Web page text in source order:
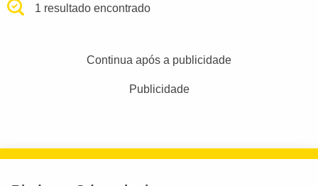
1 resultado encontrado
Continua após a publicidade
Publicidade